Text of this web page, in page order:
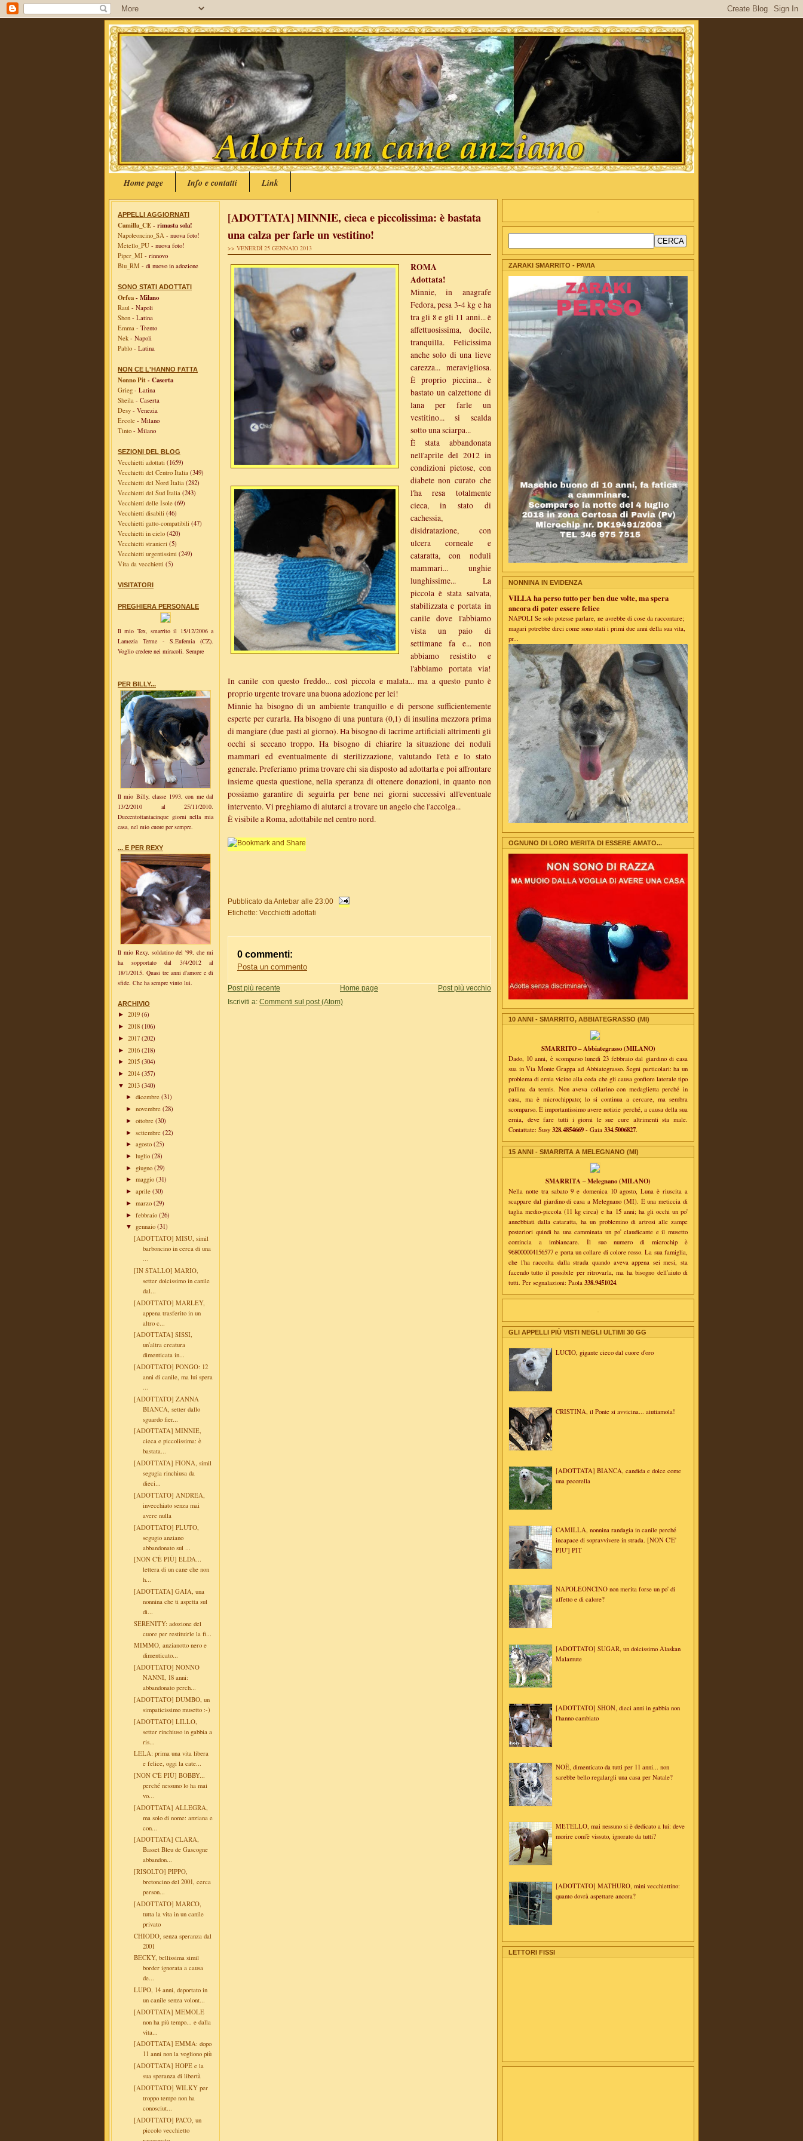
Home page Info e contatti Link
APPELLI AGGIORNATI
Camilla_CE- rimasta sola!
Napoleoncino_SA - nuova foto!
Metello_PU - nuova foto!
Piper_MI - rinnovo
Blu_RM - di nuovo in adozione
SONO STATI ADOTTATI
Orfea- Milano
Raul - Napoli
Shon - Latina
Emma - Trento
Nek - Napoli
Pablo - Latina
NON CE L'HANNO FATTA
Nonno Pit- Caserta
Grieg - Latina
Sheila - Caserta
Desy - Venezia
Ercole - Milano
Tinto - Milano
SEZIONI DEL BLOG
Vecchietti adottati (1659)
Vecchietti del Centro Italia (349)
Vecchietti del Nord Italia (282)
Vecchietti del Sud Italia (243)
Vecchietti delle Isole (69)
Vecchietti disabili (46)
Vecchietti gatto-compatibili (47)
Vecchietti in cielo (420)
Vecchietti stranieri (5)
Vecchietti urgentissimi (249)
Vita da vecchietti (5)
VISITATORI
PREGHIERA PERSONALE
Il mio Tex, smarrito il 15/12/2006 a
Lamezia Terme - S.Eufemia (CZ).
Voglio credere nei miracoli. Sempre
PER BILLY...
Il mio Billy, classe 1993, con me dal
13/2/2010 al 25/11/2010.
Duecentottantacinque giorni nella mia
casa, nel mio cuore per sempre.
... E PER REXY
Il mio Rexy, soldatino del '99, che mi
ha sopportato dal 3/4/2012 al
18/1/2015. Quasi tre anni d'amore e di
sfide. Che ha sempre vinto lui.
ARCHIVIO
► 2019 (6)
► 2018 (106)
► 2017 (202)
► 2016 (218)
► 2015 (304)
► 2014 (357)
▼ 2013 (340)
►dicembre(31)
►novembre(28)
►ottobre(30)
►settembre(22)
►agosto(25)
►luglio(28)
►giugno(29)
►maggio(31)
►aprile(30)
►marzo(29)
►febbraio(26)
▼gennaio(31)
[ADOTTATO] MISU, simil
barboncino in cerca di una
...
[IN STALLO] MARIO,
setter dolcissimo in canile
dal...
[ADOTTATO] MARLEY,
appena trasferito in un
altro c...
[ADOTTATA] SISSI,
un'altra creatura
dimenticata in...
[ADOTTATO] PONGO: 12
anni di canile, ma lui spera
...
[ADOTTATO] ZANNA
BIANCA, setter dallo
sguardo fier...
[ADOTTATA] MINNIE,
cieca e piccolissima: è
bastata...
[ADOTTATA] FIONA, simil
segugia rinchiusa da
dieci...
[ADOTTATO] ANDREA,
invecchiato senza mai
avere nulla
[ADOTTATO] PLUTO,
segugio anziano
abbandonato sul ...
[NON C'È PIÙ] ELDA...
lettera di un cane che non
h...
[ADOTTATA] GAIA, una
nonnina che ti aspetta sul
di...
SERENITY: adozione del
cuore per restituirle la fi...
MIMMO, anzianotto nero e
dimenticato...
[ADOTTATO] NONNO
NANNI, 18 anni:
abbandonato perch...
[ADOTTATO] DUMBO, un
simpaticissimo musetto :-)
[ADOTTATO] LILLO,
setter rinchiuso in gabbia a
ris...
LELA: prima una vita libera
e felice, oggi la cate...
[NON C'È PIÙ] BOBBY...
perché nessuno lo ha mai
vo...
[ADOTTATA] ALLEGRA,
ma solo di nome: anziana e
con...
[ADOTTATA] CLARA,
Basset Bleu de Gascogne
abbandon...
[RISOLTO] PIPPO,
bretoncino del 2001, cerca
person...
[ADOTTATO] MARCO,
tutta la vita in un canile
privato
CHIODO, senza speranza dal
2001
BECKY, bellissima simil
border ignorata a causa
de...
LUPO, 14 anni, deportato in
un canile senza volont...
[ADOTTATA] MEMOLE
non ha più tempo... e dalla
vita...
[ADOTTATA] EMMA: dopo
11 anni non la vogliono più
[ADOTTATA] HOPE e la
sua speranza di libertà
[ADOTTATO] WILKY per
troppo tempo non ha
conosciut...
[ADOTTATO] PACO, un
piccolo vecchietto
[ADOTTATA] MINNIE, cieca e piccolissima: è bastata
una calza per farle un vestitino!
>> VENERDÌ 25 GENNAIO 2013
ROMA
Adottata!
Minnie, in anagrafe
Fedora, pesa 3-4 kg e ha
tra gli 8 e gli 11 anni... è
affettuosissima, docile,
tranquilla. Felicissima
anche solo di una lieve
carezza... meravigliosa.
È proprio piccina... è
bastato un calzettone di
lana per farle un
vestitino... si scalda
sotto una sciarpa...
È stata abbandonata
nell'aprile del 2012 in
condizioni pietose, con
diabete non curato che
l'ha resa totalmente
cieca, in stato di
cachessia,
disidratazione, con
ulcera corneale e
cataratta, con noduli
mammari... unghie
lunghissime... La
piccola è stata salvata,
stabilizzata e portata in
canile dove l'abbiamo
vista un paio di
settimane fa e... non
abbiamo resistito e
l'abbiamo portata via!
In canile con questo freddo... così piccola e malata... ma a questo punto è
proprio urgente trovare una buona adozione per lei!
Minnie ha bisogno di un ambiente tranquillo e di persone sufficientemente
esperte per curarla. Ha bisogno di una puntura (0,1) di insulina mezzora prima
di mangiare (due pasti al giorno). Ha bisogno di lacrime artificiali altrimenti gli
occhi si seccano troppo. Ha bisogno di chiarire la situazione dei noduli
mammari ed eventualmente di sterilizzazione, valutando l'età e lo stato
generale. Preferiamo prima trovare chi sia disposto ad adottarla e poi affrontare
insieme questa questione, nella speranza di ottenere donazioni, in quanto non
possiamo garantire di seguirla per bene nei giorni successivi all'eventuale
intervento. Vi preghiamo di aiutarci a trovare un angelo che l'accolga...
È visibile a Roma, adottabile nel centro nord.
Pubblicato da Antebar alle 23:00
Etichette: Vecchietti adottati
0 commenti:
Posta un commento
Post più recente Post più vecchio
Home page
Iscriviti a: Commenti sul post (Atom)
ZARAKI SMARRITO - PAVIA
NONNINA IN EVIDENZA
VILLA ha perso tutto per ben due volte, ma spera
ancora di poter essere felice
NAPOLI Se solo potesse parlare, ne avrebbe di cose da raccontare;
magari potrebbe dirci come sono stati i primi due anni della sua vita,
pr...
OGNUNO DI LORO MERITA DI ESSERE AMATO...
10 ANNI - SMARRITO, ABBIATEGRASSO (MI)
SMARRITO – Abbiategrasso (MILANO)
Dado, 10 anni, è scomparso lunedì 23 febbraio dal giardino di casa
sua in Via Monte Grappa ad Abbiategrasso. Segni particolari: ha un
problema di ernia vicino alla coda che gli causa gonfiore laterale tipo
pallina da tennis. Non aveva collarino con medaglietta perché in
casa, ma è microchippato; lo si continua a cercare, ma sembra
scomparso. È importantissimo avere notizie perché, a causa della sua
ernia, deve fare tutti i giorni le sue cure altrimenti sta male.
Contattate: Susy 328.4854669 - Gaia 334.5006827.
15 ANNI - SMARRITA A MELEGNANO (MI)
SMARRITA – Melegnano (MILANO)
Nella notte tra sabato 9 e domenica 10 agosto, Luna è riuscita a
scappare dal giardino di casa a Melegnano (MI). È una meticcia di
taglia medio-piccola (11 kg circa) e ha 15 anni; ha gli occhi un po'
annebbiati dalla cataratta, ha un problemino di artrosi alle zampe
posteriori quindi ha una camminata un po' claudicante e il musetto
comincia a imbiancare. Il suo numero di microchip è
968000004156577 e porta un collare di colore rosso. La sua famiglia,
che l'ha raccolta dalla strada quando aveva appena sei mesi, sta
facendo tutto il possibile per ritrovarla, ma ha bisogno dell'aiuto di
tutti. Per segnalazioni: Paola 338.9451024.
GLI APPELLI PIÙ VISTI NEGLI ULTIMI 30 GG
LUCIO, gigante cieco dal cuore d'oro
CRISTINA, il Ponte si avvicina... aiutiamola!
[ADOTTATA] BIANCA, candida e dolce come
una pecorella
CAMILLA, nonnina randagia in canile perché
incapace di sopravvivere in strada. [NON C'E'
PIU'] PIT
NAPOLEONCINO non merita forse un po' di
affetto e di calore?
[ADOTTATO] SUGAR, un dolcissimo Alaskan
Malamute
[ADOTTATO] SHON, dieci anni in gabbia non
l'hanno cambiato
NOÈ, dimenticato da tutti per 11 anni... non
sarebbe bello regalargli una casa per Natale?
METELLO, mai nessuno si è dedicato a lui: deve
morire com'è vissuto, ignorato da tutti?
[ADOTTATO] MATHURO, mini vecchiettino:
quanto dovrà aspettare ancora?
LETTORI FISSI